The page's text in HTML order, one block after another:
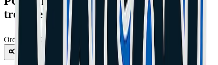
trop d'entretoises ?
Ordinateur 12 juil. 2026 5 min de lecture
Partager